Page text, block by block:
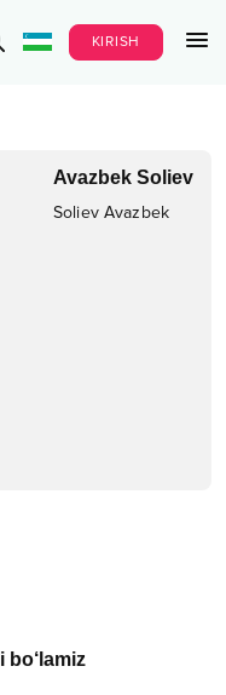
KIRISH
Avazbek Soliev
Soliev Avazbek
bo‘lamiz